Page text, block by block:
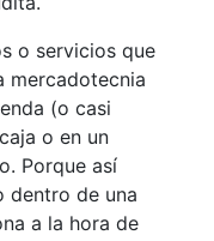
o servicios que
mercadotecnia
(o casi
o en un
Porque así
dentro de una
a la hora de